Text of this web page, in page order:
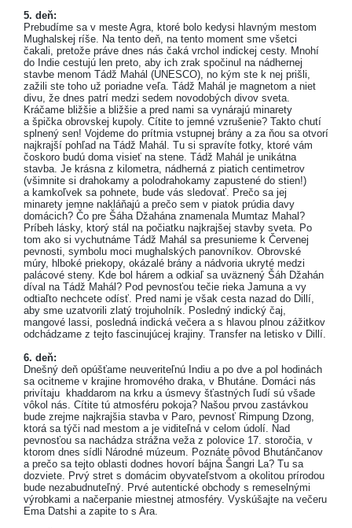
5. deň:
Prebudíme sa v meste Agra, ktoré bolo kedysi hlavným mestom
Mughalskej ríše. Na tento deň, na tento moment sme všetci
čakali, pretože práve dnes nás čaká vrchol indickej cesty. Mnohí
do Indie cestujú len preto, aby ich zrak spočinul na nádhernej
stavbe menom Tádž Mahál (UNESCO), no kým ste k nej prišli,
zažili ste toho už poriadne veľa. Tádž Mahál je magnetom a niet
divu, že dnes patrí medzi sedem novodobých divov sveta.
Kráčame bližšie a bližšie a pred nami sa vynárajú minarety
a špička obrovskej kupoly. Cítite to jemné vzrušenie? Takto chutí
splnený sen! Vojdeme do prítmia vstupnej brány a za ňou sa otvorí
najkrajší pohľad na Tádž Mahál. Tu si spravíte fotky, ktoré vám
čoskoro budú doma visieť na stene. Tádž Mahál je unikátna
stavba. Je krásna z kilometra, nádherná z piatich centimetrov
(všimnite si drahokamy a polodrahokamy zapustené do stien!)
a kamkoľvek sa pohnete, bude vás sledovať. Prečo sa jej
minarety jemne nakláňajú a prečo sem v piatok prúdia davy
domácich? Čo pre Šáha Džahána znamenala Mumtaz Mahal?
Príbeh lásky, ktorý stál na počiatku najkrajšej stavby sveta. Po
tom ako si vychutnáme Tádž Mahál sa presunieme k Červenej
pevnosti, symbolu moci mughalských panovníkov. Obrovské
múry, hlboké priekopy, okázalé brány a nádvoria ukryté medzi
palácové steny. Kde bol hárem a odkiaľ sa uväznený Šáh Džahán
díval na Tádž Mahál? Pod pevnosťou tečie rieka Jamuna a vy
odtiaľto nechcete odísť. Pred nami je však cesta nazad do Dillí,
aby sme uzatvorili zlatý trojuholník. Posledný indický čaj,
mangové lassi, posledná indická večera a s hlavou plnou zážitkov
odchádzame z tejto fascinujúcej krajiny. Transfer na letisko v Dillí.
6. deň:
Dnešný deň opúšťame neuveriteľnú Indiu a po dve a pol hodinách
sa ocitneme v krajine hromového draka, v Bhutáne. Domáci nás
privítaju khaddarom na krku a úsmevy šťastných ľudí sú všade
vôkol nás. Cítite tú atmosféru pokoja? Našou prvou zastávkou
bude zrejme najkrajšia stavba v Paro, pevnosť Rimpung Dzong,
ktorá sa týči nad mestom a je viditeľná v celom údolí. Nad
pevnosťou sa nachádza strážna veža z polovice 17. storočia, v
ktorom dnes sídli Národné múzeum. Poznáte pôvod Bhutánčanov
a prečo sa tejto oblasti dodnes hovorí bájna Šangri La? Tu sa
dozviete. Prvý stret s domácim obyvateľstvom a okolitou prírodou
bude nezabudnuteľný. Prvé autentické obchody s remeselnými
výrobkami a načerpanie miestnej atmosféry. Vyskúšajte na večeru
Ema Datshi a zapite to s Ara.